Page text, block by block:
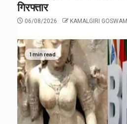
गिरफ्तार
06/08/2026 KAMALGIRI GOSWAMI
1 min read